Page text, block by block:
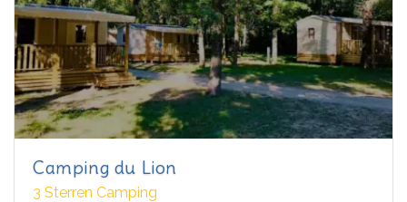
Camping du Lion
3 Sterren Camping